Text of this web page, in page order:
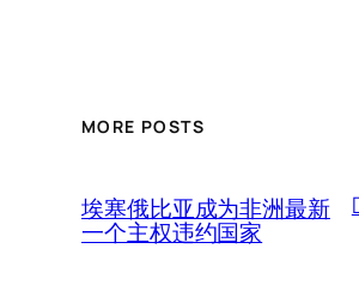
MORE POSTS
埃塞俄比亚成为非洲最新
一个主权违约国家